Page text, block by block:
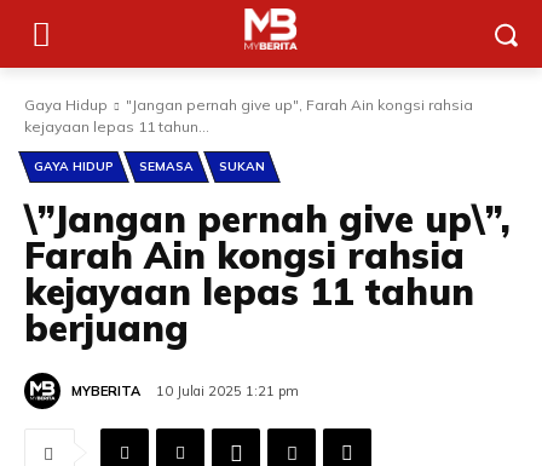
Gaya Hidup
"Jangan pernah give up", Farah Ain kongsi rahsia
kejayaan lepas 11 tahun...
GAYA HIDUP SEMASA SUKAN
\”Jangan pernah give up\”,
Farah Ain kongsi rahsia
kejayaan lepas 11 tahun
berjuang
MYBERITA 10 Julai 2025 1:21 pm